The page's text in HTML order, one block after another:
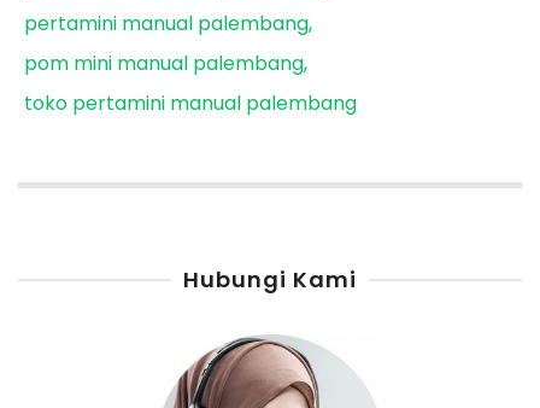
pertamini manual palembang
pom mini manual palembang
toko pertamini manual palembang
Hubungi Kami